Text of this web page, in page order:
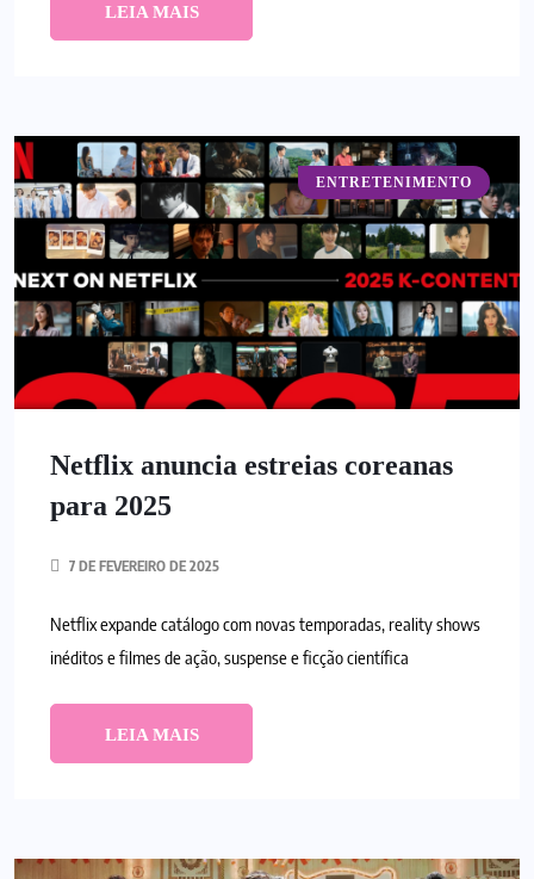
LEIA MAIS
ENTRETENIMENTO
Netflix anuncia estreias coreanas
para 2025
7 DE FEVEREIRO DE 2025
Netflix expande catálogo com novas temporadas, reality shows
inéditos e filmes de ação, suspense e ficção científica
LEIA MAIS